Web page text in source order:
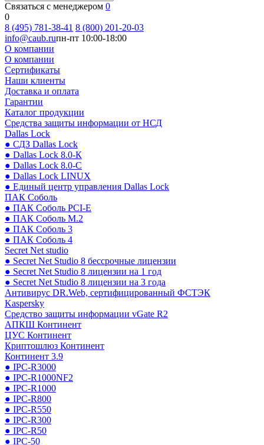
Связаться с менеджером 0
0
8 (495) 781-38-41 8 (800) 201-20-03
info@caub.ruпн-пт 10:00-18:00
О компании
О компании
Сертификаты
Наши клиенты
Доставка и оплата
Гарантии
Каталог продукции
Средства защиты информации от НСД
Dallas Lock
● СДЗ Dallas Lock
● Dallas Lock 8.0-К
● Dallas Lock 8.0-С
● Dallas Lock LINUX
● Единый центр управления Dallas Lock
ПАК Соболь
● ПАК Соболь PCI-E
● ПАК Соболь М.2
● ПАК Соболь 3
● ПАК Соболь 4
Secret Net studio
● Secret Net Studio 8 бессрочные лицензии
● Secret Net Studio 8 лицензии на 1 год
● Secret Net Studio 8 лицензии на 3 года
Антивирус DR.Web, сертифицированный ФСТЭК
Kaspersky
Средство защиты информации vGate R2
АПКШ Континент
ЦУС Континент
Криптошлюз Континент
Континент 3.9
● IPC-R3000
● IPC-R1000NF2
● IPC-R1000
● IPC-R800
● IPC-R550
● IPC-R300
● IPC-R50
● IPC-50